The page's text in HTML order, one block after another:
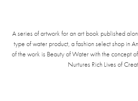
A series of artwork for an art book published
type of water product, a fashion select shop in
of the work is Beauty of Water with the concept
Nurtures Rich Lives of